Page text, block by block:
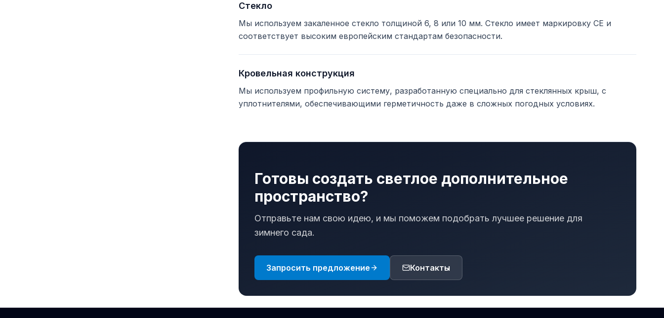
Стекло
Мы используем закаленное стекло толщиной 6, 8 или 10 мм. Стекло имеет маркировку CE и
соответствует высоким европейским стандартам безопасности.
Кровельная конструкция
Мы используем профильную систему, разработанную специально для стеклянных крыш, с
уплотнителями, обеспечивающими герметичность даже в сложных погодных условиях.
Готовы создать светлое дополнительное
пространство?
Отправьте нам свою идею, и мы поможем подобрать лучшее решение для
зимнего сада.
Запросить предложение Контакты